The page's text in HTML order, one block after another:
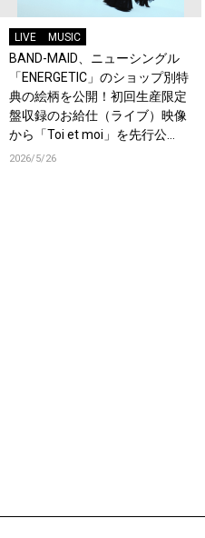
LIVE MUSIC
BAND-MAID、ニューシングル
「ENERGETIC」のショップ別特
典の絵柄を公開！初回生産限定
盤収録のお給仕（ライブ）映像
から「Toi et moi」を先行公
開！
2026/5/26